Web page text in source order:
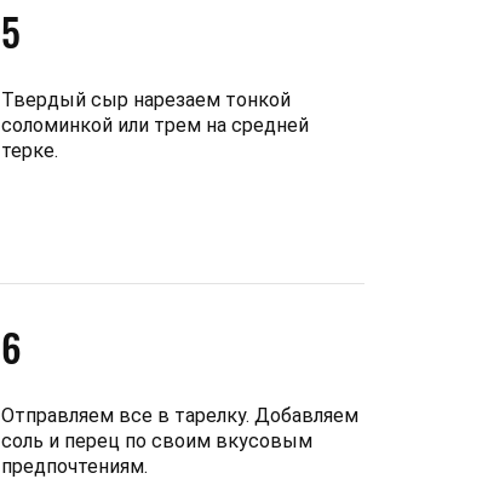
5
Твердый сыр нарезаем тонкой
соломинкой или трем на средней
терке.
6
Отправляем все в тарелку. Добавляем
соль и перец по своим вкусовым
предпочтениям.